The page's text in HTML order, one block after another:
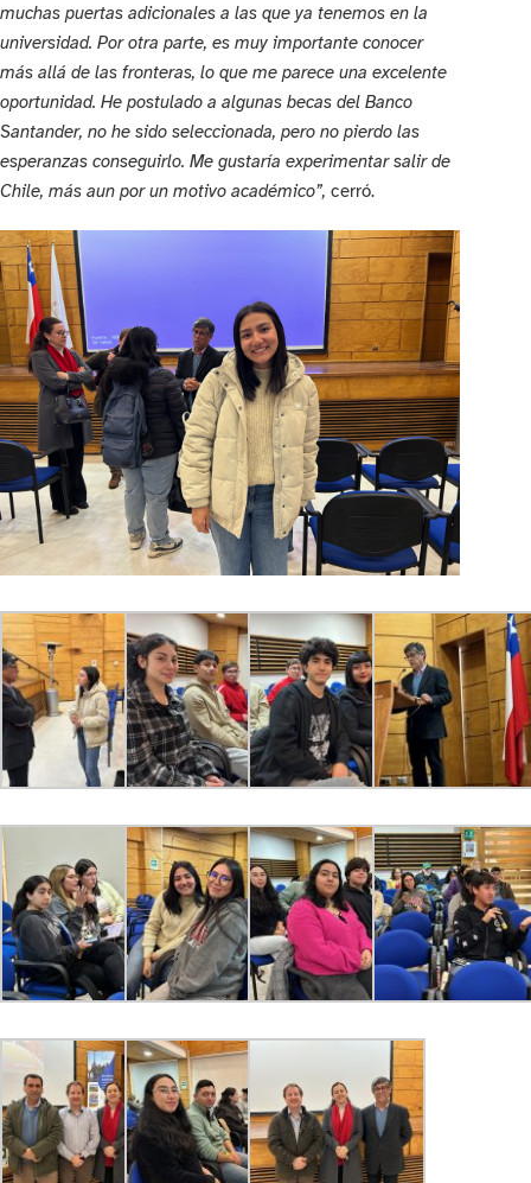
muchas puertas adicionales a las que ya tenemos en la
universidad. Por otra parte, es muy importante conocer
más allá de las fronteras, lo que me parece una excelente
oportunidad. He postulado a algunas becas del Banco
Santander, no he sido seleccionada, pero no pierdo las
esperanzas conseguirlo. Me gustaría experimentar salir de
Chile, más aun por un motivo académico”, cerró.